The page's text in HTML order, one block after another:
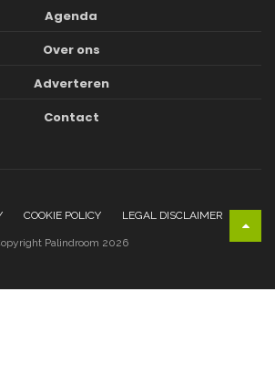
Agenda
Over ons
Adverteren
Contact
COOKIE POLICY LEGAL DISCLAIMER
Palindroom 2026